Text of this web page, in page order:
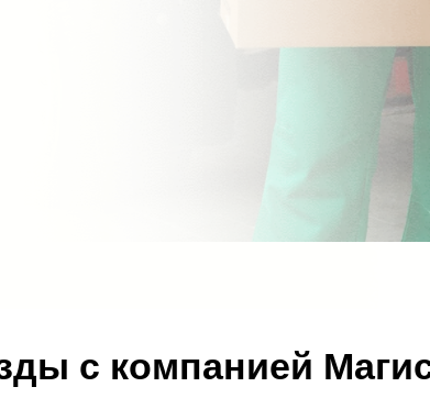
с компанией